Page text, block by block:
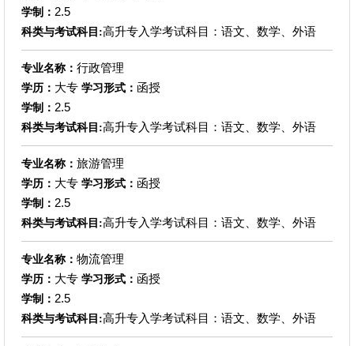
学制： 2.5
科类与考试科目:高升专入学考试科目：语文、数学、外语
专业名称： 行政管理
学历： 大专 学习形式： 函授
学制： 2.5
科类与考试科目:高升专入学考试科目：语文、数学、外语
专业名称： 旅游管理
学历： 大专 学习形式： 函授
学制： 2.5
科类与考试科目:高升专入学考试科目：语文、数学、外语
专业名称： 物流管理
学历： 大专 学习形式： 函授
学制： 2.5
科类与考试科目:高升专入学考试科目：语文、数学、外语